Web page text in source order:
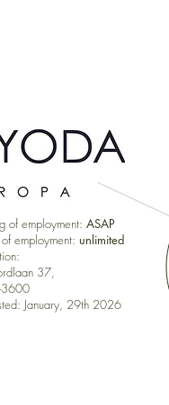
of employment: ASAP
employment: unlimited
37,
3600
January, 29th 2026